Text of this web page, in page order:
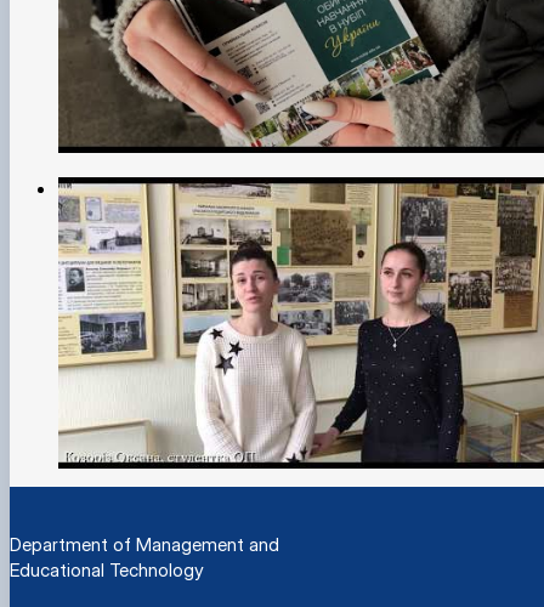
Department of Management and
Educational Technology